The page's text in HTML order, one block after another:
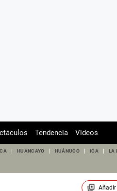
Tendencia Videos
HUANCAYO HUÁNUCO ICA LA
Añadir